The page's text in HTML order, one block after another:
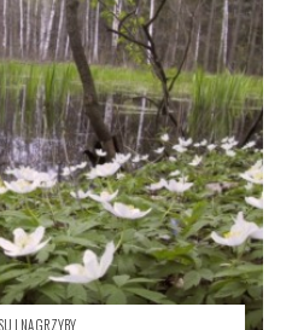
I NA GRZYBY